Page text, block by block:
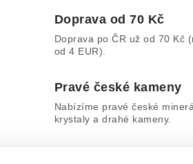
Doprava od 70 Kč
Doprava po ČR už od 70 Kč
od 4 EUR).
Pravé české kameny
Nabízíme pravé české
krystaly a drahé kameny.